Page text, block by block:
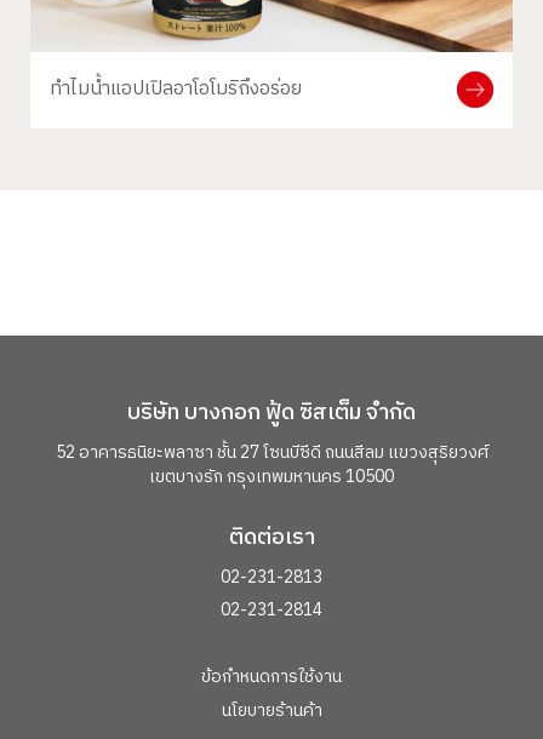
ทำไมน้ำแอปเปิลอาโอโมริถึงอร่อย
บริษัท บางกอก ฟู้ด ซิสเต็ม จำกัด
52 อาคารธนิยะพลาซา ชั้น 27 โซนบีซีดีถนนสีลม แขวงสุริยวงศ์
เขตบางรัก กรุงเทพมหานคร 10500
ติดต่อเรา
02-231-2813
02-231-2814
ข้อกำหนดการใช้งาน
นโยบายร้านค้า